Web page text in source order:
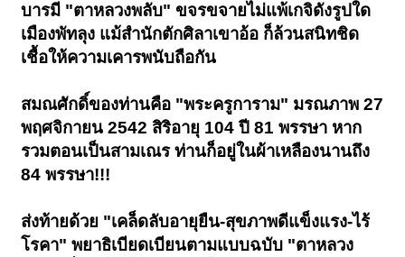
บารมี "ตาหลวงพลับ" ขจรขจายไม่แพ้เกจิดังรูปใด
เมืองพัทลุง แม้สำนักตักศิลาเขาอ้อ ก็ล้วนสนิทชิด
เชื้อให้ความเคารพนับถือกัน
สมณศักดิ์ของท่านคือ "พระครูการาม" มรณภาพ 27
พฤศจิกายน 2542 สิริอายุ 104 ปี 81 พรรษา หาก
รวมตอนเป็นสามเณร ท่านก็อยู่ในผ้าเหลืองนานถึง
84 พรรษา!!!
ส่งท้ายด้วย "เคล็ดลับอายุยืน-สุขภาพดีแข็งแรง-ไร้
โรคา" พยาธิเบียดเบียนตามแบบฉบับ "ตาหลวง